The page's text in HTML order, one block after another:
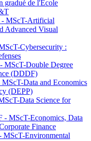
gradué de l'Ecole
MScT-Artificial
Advanced Visual
Cybersecurity :
MScT-Double Degree
(DDDF)
Data and Economics
(DEPP)
Data Science for
MScT-Economics, Data
Finance
MScT-Environmental